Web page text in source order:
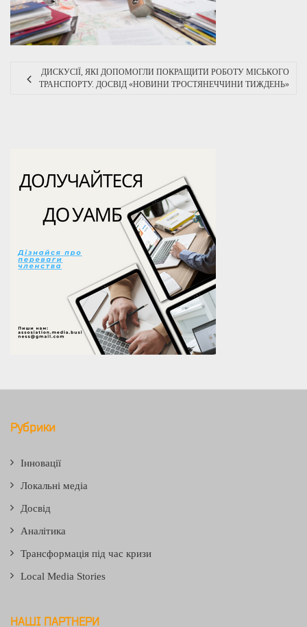
ДИСКУСІЇ, ЯКІ ДОПОМОГЛИ ПОКРАЩИТИ РОБОТУ МІСЬКОГО
ТРАНСПОРТУ. ДОСВІД «НОВИНИ ТРОСТЯНЕЧЧИНИ ТИЖДЕНЬ»
Рубрики
Інновації
Локальні медіа
Досвід
Аналітика
Трансформація під час кризи
Local Media Stories
НАШІ ПАРТНЕРИ